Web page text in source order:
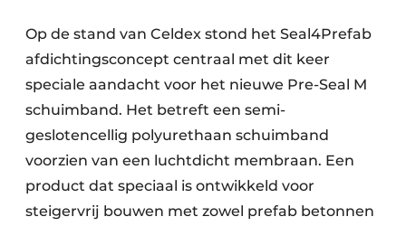
Op de stand van Celdex stond het Seal4Prefab
afdichtingsconcept centraal met dit keer
speciale aandacht voor het nieuwe Pre-Seal M
schuimband. Het betreft een semi-
geslotencellig polyurethaan schuimband
voorzien van een luchtdicht membraan. Een
product dat speciaal is ontwikkeld voor
steigervrij bouwen met zowel prefab betonnen